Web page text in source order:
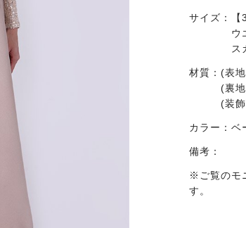
サイズ：
【
ウ
ス
材質： (表
(裏
(装
カラー： ベ
備考：
※ご覧のモ
す。